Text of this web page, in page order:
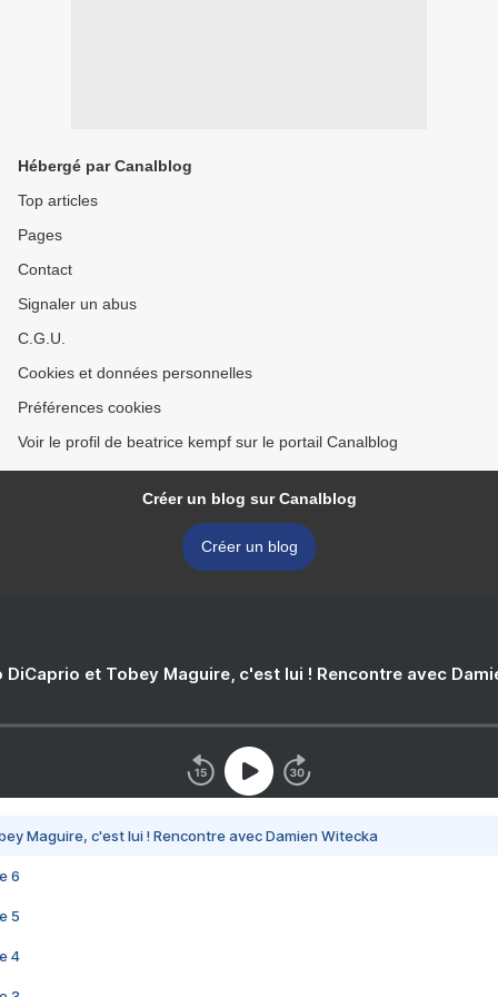
Hébergé par Canalblog
Top articles
Pages
Contact
Signaler un abus
C.G.U.
Cookies et données personnelles
Préférences cookies
Voir le profil de beatrice kempf sur le portail Canalblog
Créer un blog sur Canalblog
Créer un blog
DiCaprio et Tobey Maguire, c'est lui ! Rencontre avec
Maguire, c'est lui ! Rencontre avec Damien Witecka
6
5
4